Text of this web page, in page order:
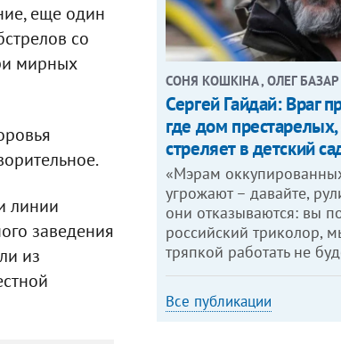
еще один
со
мирных
линии
заведения
из
СОНЯ КОШКІНА , ОЛЕГ БАЗАР
Сергей Гайдай: Враг
где дом престарелых,
стреляет в детский
«Мэрам
угрожают – давайте,
они отказываются: вы
российский триколор,
тряпкой работать не
Все публикации